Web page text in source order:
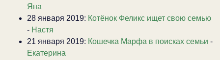
Яна
28 января 2019: Котёнок Феликс ищет свою семью
- Настя
21 января 2019: Кошечка Марфа в поисках семьи -
Екатерина